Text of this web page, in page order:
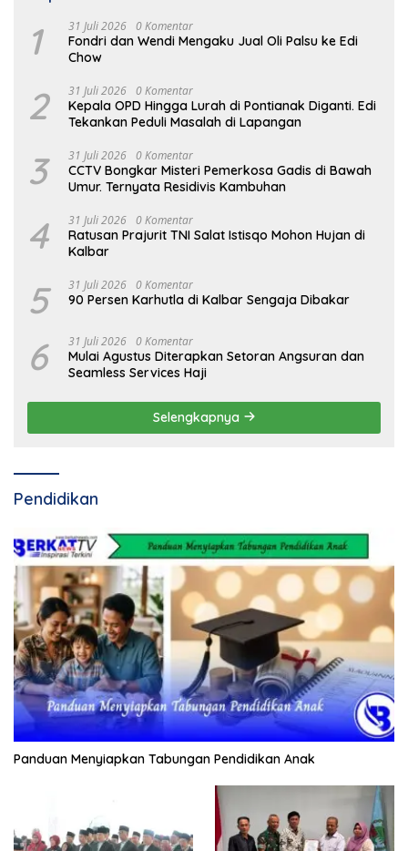
1 31 Juli 2026 0 Komentar
Fondri dan Wendi Mengaku Jual Oli Palsu ke Edi
Chow
2 31 Juli 2026 0 Komentar
Kepala OPD Hingga Lurah di Pontianak Diganti. Edi
Tekankan Peduli Masalah di Lapangan
3 31 Juli 2026 0 Komentar
CCTV Bongkar Misteri Pemerkosa Gadis di Bawah
Umur. Ternyata Residivis Kambuhan
4 31 Juli 2026 0 Komentar
Ratusan Prajurit TNI Salat Istisqo Mohon Hujan di
Kalbar
5 31 Juli 2026 0 Komentar
90 Persen Karhutla di Kalbar Sengaja Dibakar
6 31 Juli 2026 0 Komentar
Mulai Agustus Diterapkan Setoran Angsuran dan
Seamless Services Haji
Selengkapnya
Pendidikan
Panduan Menyiapkan Tabungan Pendidikan Anak